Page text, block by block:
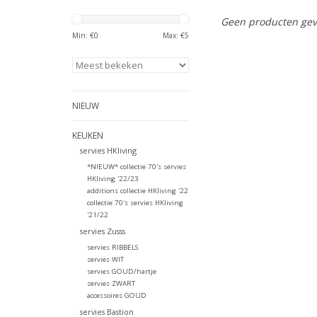
Min: €0 Max: €5
NIEUW
KEUKEN
servies HKliving
*NIEUW* collectie 70's servies
HKliving '22/23
additions collectie HKliving '22
collectie 70's servies HKliving
'21/22
servies Zusss
servies RIBBELS
servies WIT
servies GOUD/hartje
servies ZWART
accessoires GOUD
servies Bastion
Geen producten